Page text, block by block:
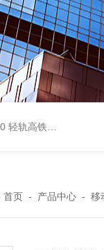
白三色指示手电筒
首页- 产品中心- 移